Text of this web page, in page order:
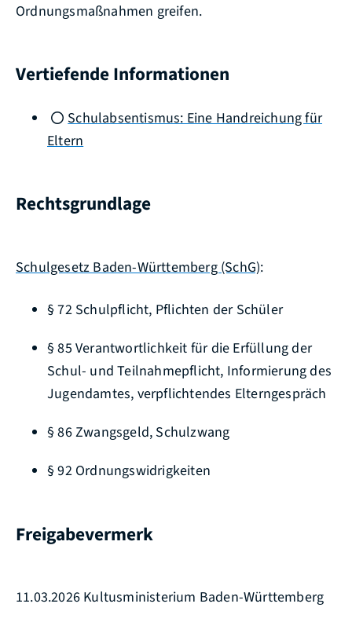
Ordnungsmaßnahmen greifen.
Vertiefende Informationen
Schulabsentismus: Eine Handreichung für
Eltern
Rechtsgrundlage
Schulgesetz Baden-Württemberg (SchG):
§ 72Schulpflicht, Pflichten der Schüler
§ 85 Verantwortlichkeit für die Erfüllung der
Schul- und Teilnahmepflicht, Informierung des
Jugendamtes, verpflichtendes Elterngespräch
§ 86 Zwangsgeld, Schulzwang
§ 92 Ordnungswidrigkeiten
Freigabevermerk
11.03.2026 Kultusministerium Baden-Württemberg